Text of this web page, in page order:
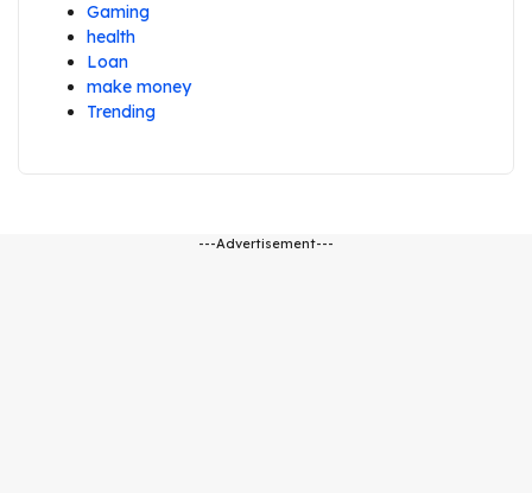
Gaming
health
Loan
make money
Trending
---Advertisement---